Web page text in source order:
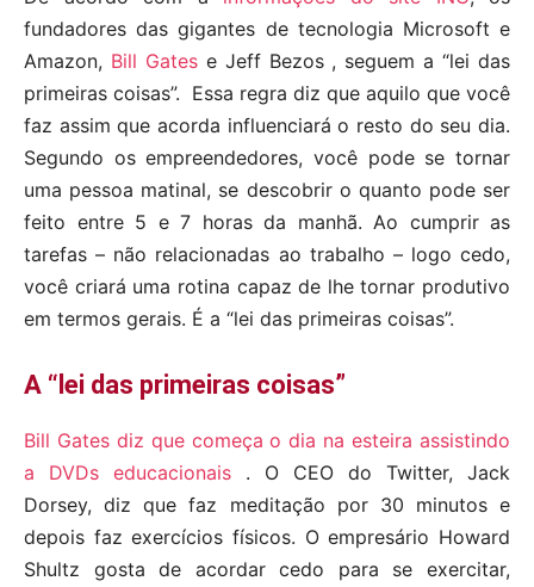
fundadores das gigantes de tecnologia Microsoft e
Amazon, Bill Gatese Jeff Bezos , seguem a “lei das
primeiras coisas”. Essa regra diz que aquilo que você
faz assim que acorda influenciará o resto do seu dia.
Segundo os empreendedores, você pode se tornar
uma pessoa matinal, se descobrir o quanto pode ser
feito entre 5 e 7 horas da manhã. Ao cumprir as
tarefas – não relacionadas ao trabalho – logo cedo,
você criará uma rotina capaz de lhe tornar produtivo
em termos gerais. É a “lei das primeiras coisas”.
A “lei das primeiras coisas”
Bill Gatesdiz que começa o dia na esteiraassistindo
a DVDs educacionais . O CEO do Twitter, Jack
Dorsey, diz que faz meditação por 30 minutos e
depois faz exercícios físicos. O empresário Howard
Shultz gosta de acordar cedo para se exercitar,